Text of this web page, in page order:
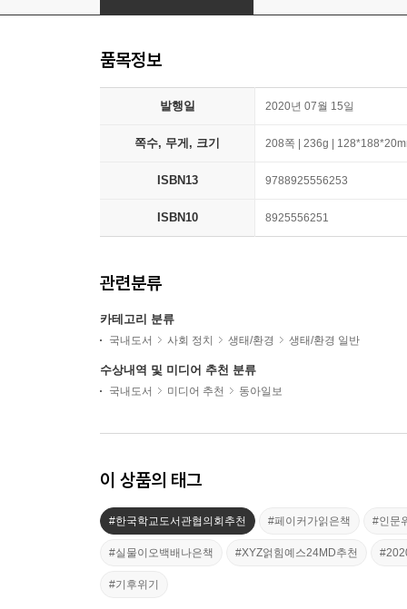
품목정보
발행일 2020년 07월 15일
쪽수, 무게, 크기 208쪽 | 236g |
ISBN13 9788925556253
ISBN10 8925556251
관련분류
카테고리 분류
국내도서 사회 정치 생태/환경 생태/환경 일반
수상내역 및 미디어 추천 분류
국내도서 미디어 추천 동아일보
이 상품의 태그
#한국학교도서관협의회추천 #페이커가읽은책 #인문
#실물이오백배나은책 #XYZ얽힘예스24MD추천
#기후위기